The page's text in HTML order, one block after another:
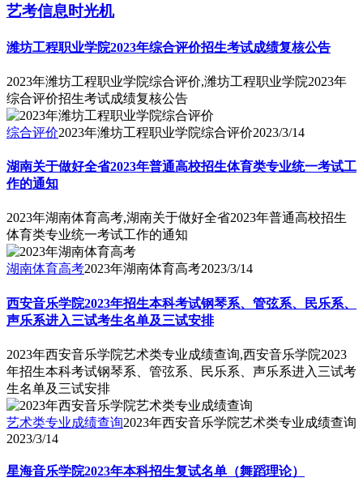
艺考信息时光机
潍坊工程职业学院2023年综合评价招生考试成绩复核公告
2023年潍坊工程职业学院综合评价,潍坊工程职业学院2023年
综合评价招生考试成绩复核公告
综合评价2023年潍坊工程职业学院综合评价2023/3/14
湖南关于做好全省2023年普通高校招生体育类专业统一考试工
作的通知
2023年湖南体育高考,湖南关于做好全省2023年普通高校招生
体育类专业统一考试工作的通知
湖南体育高考2023年湖南体育高考2023/3/14
西安音乐学院2023年招生本科考试钢琴系、管弦系、民乐系、
声乐系进入三试考生名单及三试安排
2023年西安音乐学院艺术类专业成绩查询,西安音乐学院2023
年招生本科考试钢琴系、管弦系、民乐系、声乐系进入三试考
生名单及三试安排
艺术类专业成绩查询2023年西安音乐学院艺术类专业成绩查询
2023/3/14
星海音乐学院2023年本科招生复试名单（舞蹈理论）